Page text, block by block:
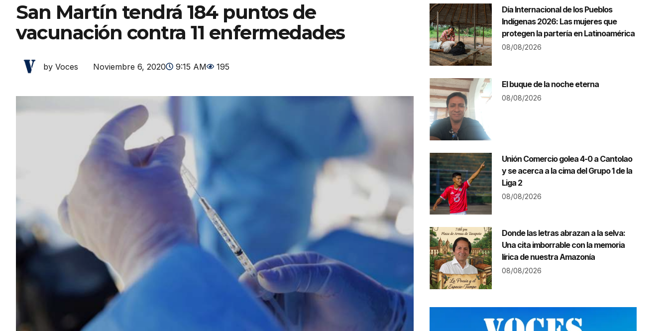
San Martín tendrá 184 puntos de
vacunación contra 11 enfermedades
by Voces Noviembre 6, 2020 9:15 AM 195
Día Internacional de los Pueblos
Indígenas 2026: Las mujeres que
protegen la partería en Latinoamérica
08/08/2026
El buque de la noche eterna
08/08/2026
Unión Comercio golea 4-0 a Cantolao
y se acerca a la cima del Grupo 1 de la
Liga 2
08/08/2026
Donde las letras abrazan a la selva:
Una cita imborrable con la memoria
lírica de nuestra Amazonía
08/08/2026